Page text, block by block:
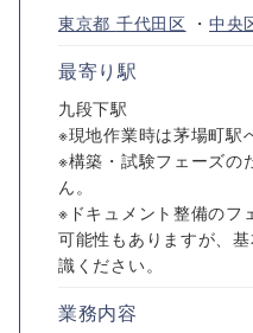
東京都 千代田区 ・中央
最寄り駅
九段下駅
※現地作業時は茅場町駅
※構築・試験フェーズの
ん。
※ドキュメント整備のフ
可能性もありますが、
識ください。
業務内容